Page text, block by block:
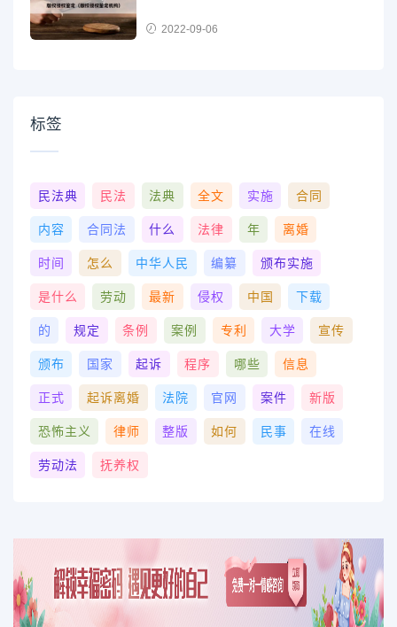
2022-09-06
标签
民法典 民法 法典 全文 实施 合同
内容 合同法 什么 法律 年 离婚
时间 怎么 中华人民 编纂 颁布实施
是什么 劳动 最新 侵权 中国 下载
的 规定 条例 案例 专利 大学 宣传
颁布 国家 起诉 程序 哪些 信息
正式 起诉离婚 法院 官网 案件 新版
恐怖主义 律师 整版 如何 民事 在线
劳动法 抚养权